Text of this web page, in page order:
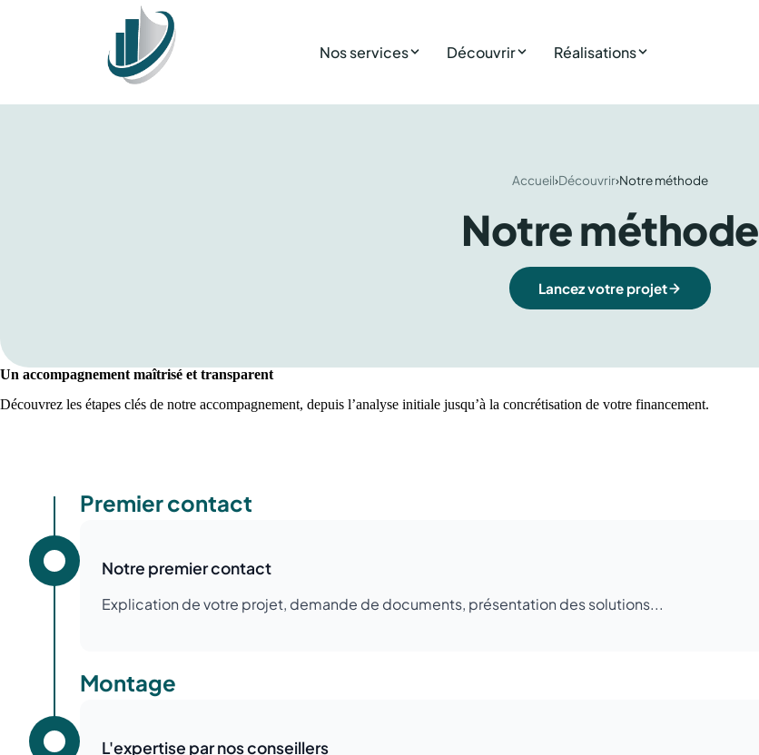
Nos services Découvrir Réalisations
Accueil›Découvrir›Notre méthode
Notre méthode
Lancez votre projet
Un accompagnement maîtrisé et transparent
Découvrez les étapes clés de notre accompagnement, depuis l’analyse initiale jusqu’à la concrétisation de votre financement.
Premier contact
Notre premier contact
Explication de votre projet, demande de documents, présentation des solutions...
Montage
L'expertise par nos conseillers